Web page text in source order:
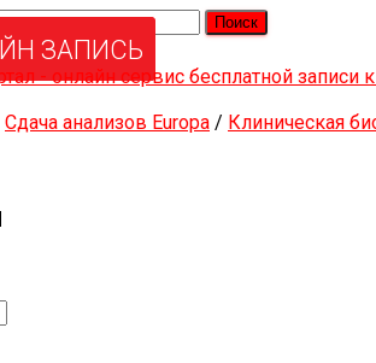
ЗАПИСЬ
Сдача анализов Europa / Клиническая